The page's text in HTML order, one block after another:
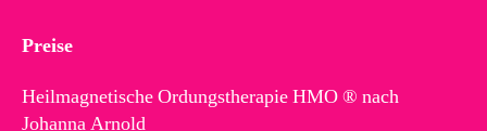
Preise
Heilmagnetische Ordungstherapie HMO ® nach
Johanna Arnold